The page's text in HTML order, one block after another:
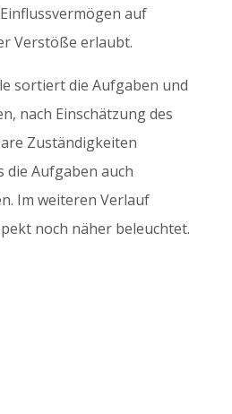
auf
Verstöße erlaubt.
sortiert die Aufgaben und
nach Einschätzung des
Zuständigkeiten
die Aufgaben auch
Im weiteren Verlauf
noch näher beleuchtet.